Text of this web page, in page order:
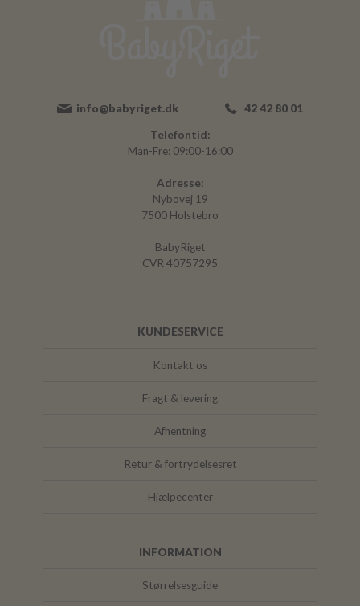
info@babyriget.dk 42 42 80 01
Telefontid:
Man-Fre: 09:00-16:00
Adresse:
Nybovej 19
7500 Holstebro
BabyRiget
CVR 40757295
KUNDESERVICE
Kontakt os
Fragt & levering
Afhentning
Retur & fortrydelsesret
Hjælpecenter
INFORMATION
Størrelsesguide